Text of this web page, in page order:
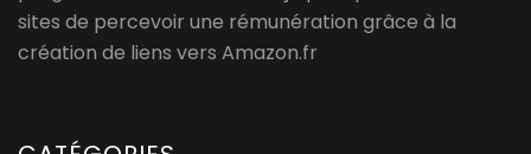
sites de percevoir une rémunération grâce à la
création de liens vers Amazon.fr